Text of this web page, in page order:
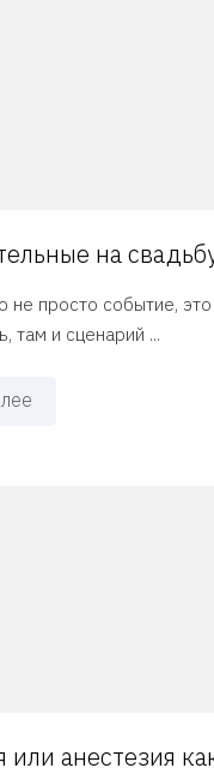
на
не просто событие,
там и сценарий ...
или анестезия